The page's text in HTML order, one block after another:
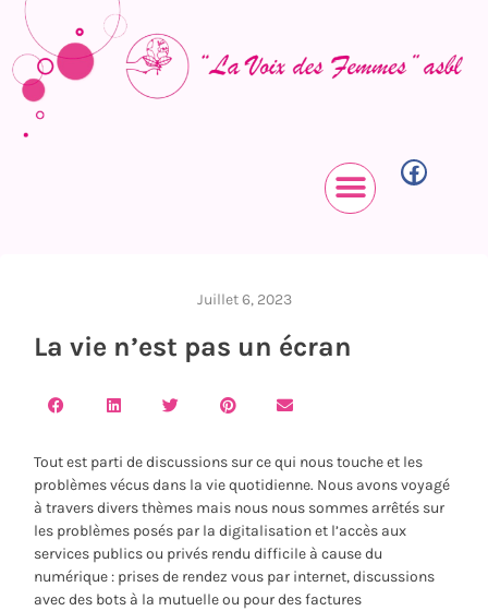
Juillet 6, 2023
La vie n’est pas un écran
Tout est parti de discussions sur ce qui nous touche et les
problèmes vécus dans la vie quotidienne. Nous avons voyagé
à travers divers thèmes mais nous nous sommes arrêtés sur
les problèmes posés par la digitalisation et l’accès aux
services publics ou privés rendu difficile à cause du
numérique : prises de rendez vous par internet, discussions
avec des bots à la mutuelle ou pour des factures